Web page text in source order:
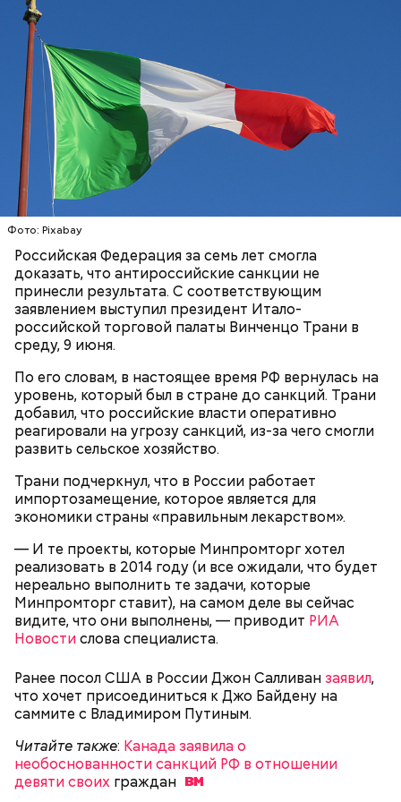
Фото: Pixabay
Российская Федерация за семь лет смогла
доказать, что антироссийские санкции не
принесли результата. С соответствующим
заявлением выступил президент Итало-
российской торговой палаты Винченцо Трани в
среду, 9 июня.
По его словам, в настоящее время РФ вернулась на
уровень, который был в стране до санкций. Трани
добавил, что российские власти оперативно
реагировали на угрозу санкций, из-за чего смогли
развить сельское хозяйство.
Трани подчеркнул, что в России работает
импортозамещение, которое является для
экономики страны «правильным лекарством».
— И те проекты, которые Минпромторг хотел
реализовать в 2014 году (и все ожидали, что будет
нереально выполнить те задачи, которые
Минпромторг ставит), на самом деле вы сейчас
видите, что они выполнены, — приводит РИА
Новостислова специалиста.
Ранее посол США в России Джон Салливанзаявил,
что хочет присоединиться к Джо Байдену на
саммите с Владимиром Путиным.
Читайте также: Канада заявила о
необоснованности санкций РФ в отношении
девяти своих граждан
— Для группы из пяти человек такое путешествие
обойдется в пределах 340 белорусских рублей
(около 10311 рублей по ЦБ РФ — прим. «ВМ»), —
уточнил он.
Гид отметил, что еще далеко не все туристические
маршруты проложены, пока это больше похоже на
эксперимент. Бабич заверил, что туристам не стоит
беспокоиться насчет риска получить опасную дозу
радиации.
Он заметил, что в мире действительно непростая
ситуация с точки зрения ядерного оружия, оружия
массового уничтожения. Проблемы экологии и
сохранения природы тоже стоят остро.
— Но передвижение стрелок часов никак не
решает насущных проблем вооружения и экологии.
Есть масса могущественных субъектов
международных отношений, которые
руководствуются своими эгоистическими
соображениями, используя эту теперь уже
реализации своих новых не менее нелепых и
ненужных проектов. Это классическое
замыливание глаз, — высказал свое мнение военный
Лишний повод задуматься об экологии
Мнение колумнистов может не совпадать с точкой
зрения редакции